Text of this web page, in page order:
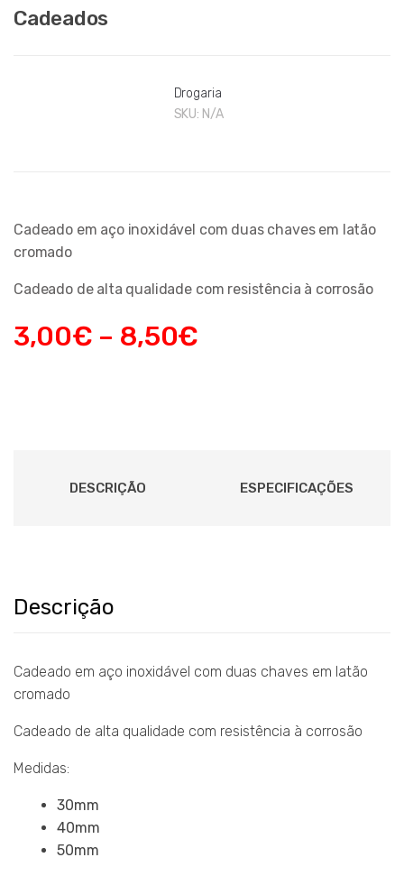
Cadeados
Drogaria
SKU: N/A
Cadeado em aço inoxidável com duas chaves em latão
cromado
Cadeado de alta qualidade com resistência à corrosão
3,00€ – 8,50€
DESCRIÇÃO ESPECIFICAÇÕES
Descrição
Cadeado em aço inoxidável com duas chaves em latão
cromado
Cadeado de alta qualidade com resistência à corrosão
Medidas:
30mm
40mm
50mm